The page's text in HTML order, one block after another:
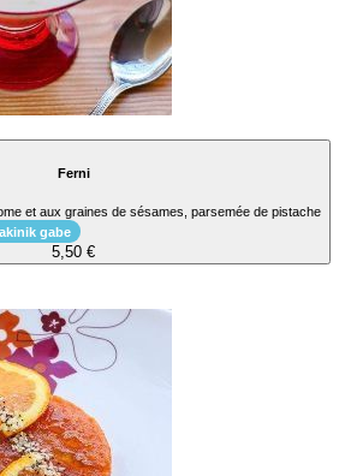
Ferni
et aux graines de sésames, parsemée de pistache
gabe
5,50 €